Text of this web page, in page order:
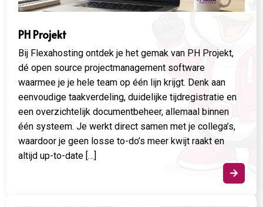
PH Projekt
Bij Flexahosting ontdek je het gemak van PH Projekt,
dé open source projectmanagement software
waarmee je je hele team op één lijn krijgt. Denk aan
eenvoudige taakverdeling, duidelijke tijdregistratie en
een overzichtelijk documentbeheer, allemaal binnen
één systeem. Je werkt direct samen met je collega’s,
waardoor je geen losse to-do’s meer kwijt raakt en
altijd up-to-date […]
